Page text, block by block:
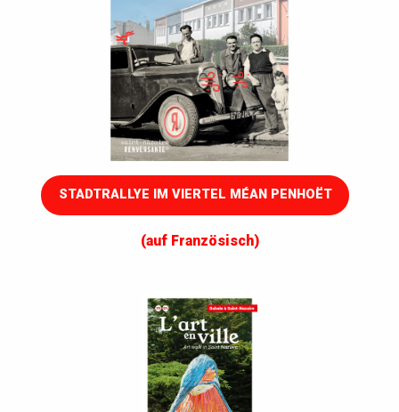
STADTRALLYE IM VIERTEL MÉAN PENHOËT
(auf Französisch)